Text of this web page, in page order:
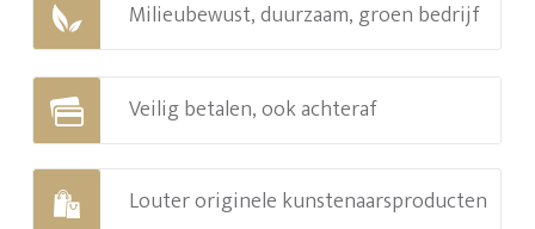
Milieubewust, duurzaam, groen bedrijf
Veilig betalen, ook achteraf
Louter originele kunstenaarsproducten